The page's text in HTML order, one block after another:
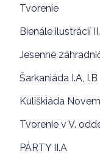
Tvorenie
Bienále ilustrácií
Jesenné
Šarkaniáda I.A, I.B
Kuliškiáda
Tvorenie v V.
PÁRTY II.A